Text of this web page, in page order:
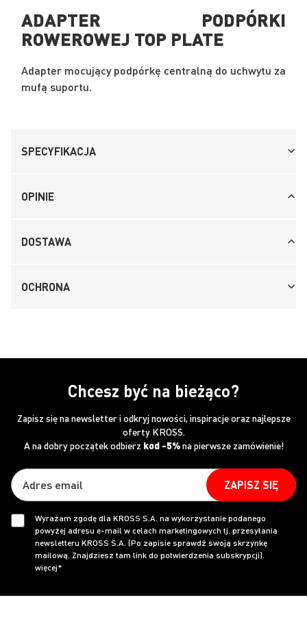
ADAPTER PODPÓRKI
ROWEROWEJ TOP PLATE
Adapter mocujący podpórkę centralną do uchwytu za
mufą suportu.
SPECYFIKACJA
OPINIE
DOSTAWA
OCHRONA
Chcesz być na bieżąco?
Zapisz się na newsletter i odkryj nowości, inspiracje oraz najlepsze
oferty KROSS.
A na dobry początek odbierz kod -5%na pierwsze zamówienie!
ZAPISZ SIĘ
Wyrażam zgodę dla KROSS S.A. na wykorzystanie podanego
powyżej adresu e-mail w celach marketingowych tj. przesyłania
newsletteru KROSS S.A. (Po zapisie sprawdź swoją skrzynkę
mailową. Znajdziesz tam link do potwierdzenia subskrypcji).
więcej*